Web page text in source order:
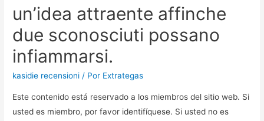
un’idea attraente affinche
due sconosciuti possano
infiammarsi.
kasidie recensioni / Por Extrategas
Este contenido está reservado a los miembros del sitio web. Si
usted es miembro, por favor identifíquese. Si usted no es